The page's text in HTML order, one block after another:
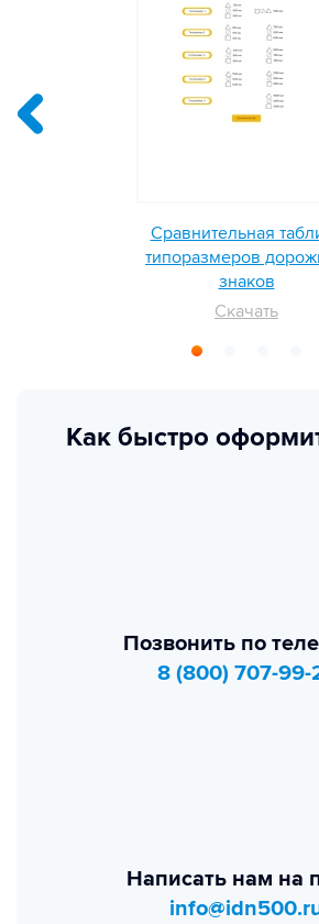
Сравнительная
типоразмеров
знаков
Скачать
Как быстро
Позвонить по
8 (800) 707-99-
Написать нам на